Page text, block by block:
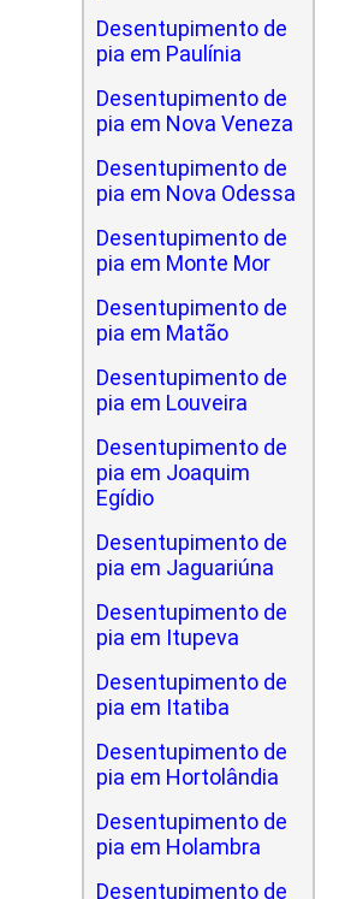
Desentupimento de
pia em Paulínia
Desentupimento de
pia em Nova Veneza
Desentupimento de
pia em Nova Odessa
Desentupimento de
pia em Monte Mor
Desentupimento de
pia em Matão
Desentupimento de
pia em Louveira
Desentupimento de
pia em Joaquim
Egídio
Desentupimento de
pia em Jaguariúna
Desentupimento de
pia em Itupeva
Desentupimento de
pia em Itatiba
Desentupimento de
pia em Hortolândia
Desentupimento de
pia em Holambra
Desentupimento de